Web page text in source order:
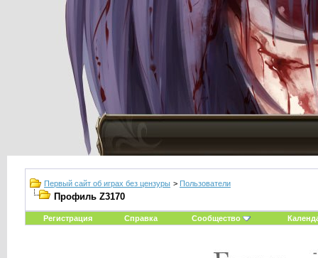
Первый сайт об играх без цензуры > Пользователи
Профиль Z3170
Регистрация Справка Сообщество